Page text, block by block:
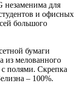
незаменима для
и офисных
большого
бумаги
из мелованного
полями. Скрепка
– 100%.